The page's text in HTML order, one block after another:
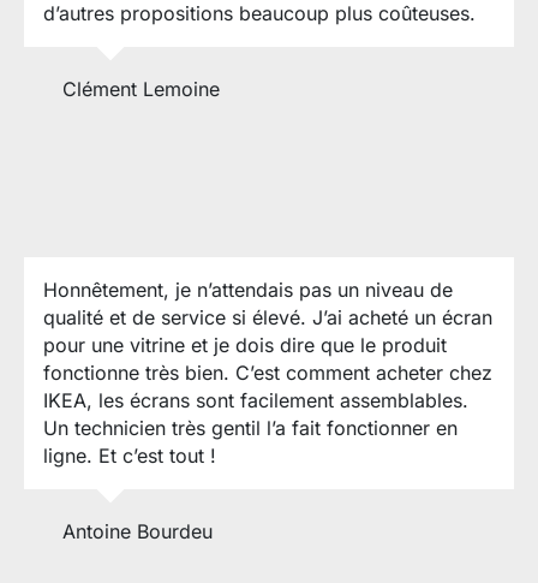
d’autres propositions beaucoup plus coûteuses.
Clément Lemoine
Honnêtement, je n’attendais pas un niveau de
qualité et de service si élevé. J’ai acheté un écran
pour une vitrine et je dois dire que le produit
fonctionne très bien. C’est comment acheter chez
IKEA, les écrans sont facilement assemblables.
Un technicien très gentil l’a fait fonctionner en
ligne. Et c’est tout !
Antoine Bourdeu